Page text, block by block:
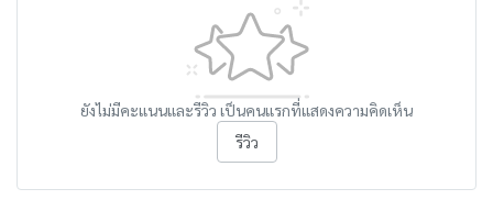
ยังไม่มีคะแนนและรีวิว เป็นคนแรกที่แสดงความคิดเห็น
รีวิว